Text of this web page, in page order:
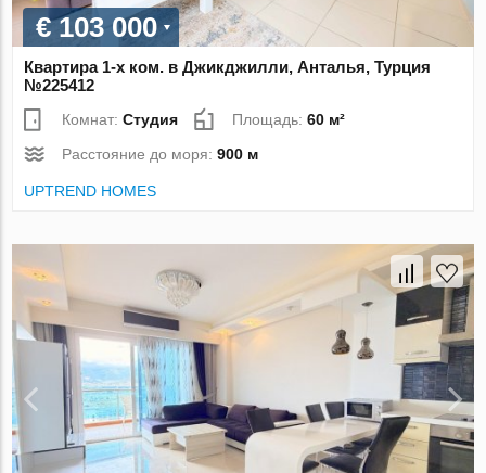
€ 103 000
Квартира 1-х ком. в Джикджилли, Анталья, Турция
№225412
Комнат:Студия Площадь:60 м²
Расстояние до моря:900 м
UPTREND HOMES